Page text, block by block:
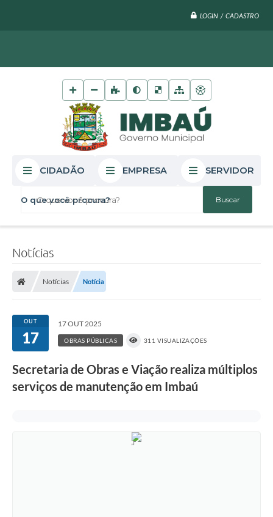
LOGIN / CADASTRO
O que você procura?
CIDADÃO EMPRESA SERVIDOR
Notícias
Notícias Notícia
OUT
17
17 OUT 2025
OBRAS PÚBLICAS 311 VISUALIZAÇÕES
Secretaria de Obras e Viação realiza múltiplos
serviços de manutenção em Imbaú